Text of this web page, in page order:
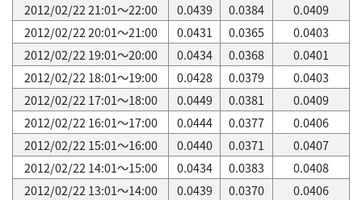
2012/02/22 21:01～22:00
0.0439 0.0384
0.0409
2012/02/22 20:01～21:00
0.0431 0.0365
0.0403
2012/02/22 19:01～20:00
0.0434 0.0368
0.0401
2012/02/22 18:01～19:00
0.0428 0.0379
0.0403
2012/02/22 17:01～18:00
0.0449 0.0381
0.0409
2012/02/22 16:01～17:00
0.0444 0.0377
0.0406
2012/02/22 15:01～16:00
0.0440 0.0371
0.0407
2012/02/22 14:01～15:00
0.0434 0.0383
0.0408
2012/02/22 13:01～14:00
0.0439 0.0370
0.0406